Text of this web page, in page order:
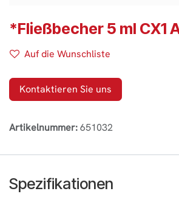
*Fließbecher 5 ml CX1
Auf die Wunschliste
Kontaktieren Sie uns
Artikelnummer:651032
Spezifikationen